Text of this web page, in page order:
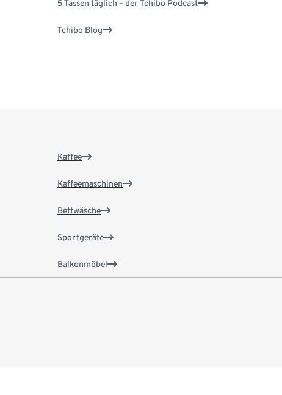
5 Tassen täglich – der Tchibo Podcast
Tchibo Blog
Kaffee
Kaffeemaschinen
Bettwäsche
Sportgeräte
Balkonmöbel